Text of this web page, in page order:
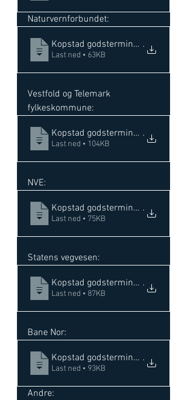
Naturvernforbundet:
Kopstad godsterminal 9616,
.
Last ned • 63KB
Vestfold og Telemark
fylkeskommune:
Kopstad godsterminal 9616,
.
Last ned • 104KB
NVE:
Kopstad godsterminal 9616,
.
Last ned • 75KB
Statens vegvesen:
Kopstad godsterminal 9616,
.
Last ned • 87KB
Bane Nor:
Kopstad godsterminal 9616,
.
Last ned • 93KB
Andre: